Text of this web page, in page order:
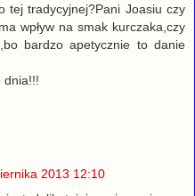
tej tradycyjnej?Pani Joasiu czy
wpływ na smak kurczaka,czy
bardzo apetycznie to danie
dnia!!!
2013 12:10